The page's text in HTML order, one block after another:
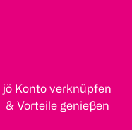
jö Konto verknüpfen
& Vorteile genießen